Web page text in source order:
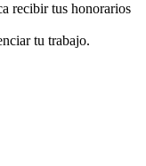
recibir tus honorarios
tu trabajo.